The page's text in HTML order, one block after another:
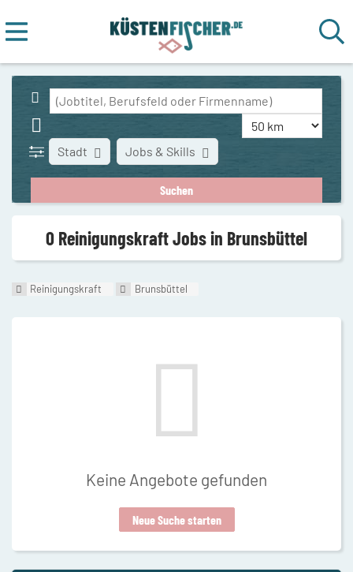
Stadt Jobs & Skills
0 Reinigungskraft Jobs in Brunsbüttel
Reinigungskraft Brunsbüttel
Keine Angebote gefunden
Neue Suche starten